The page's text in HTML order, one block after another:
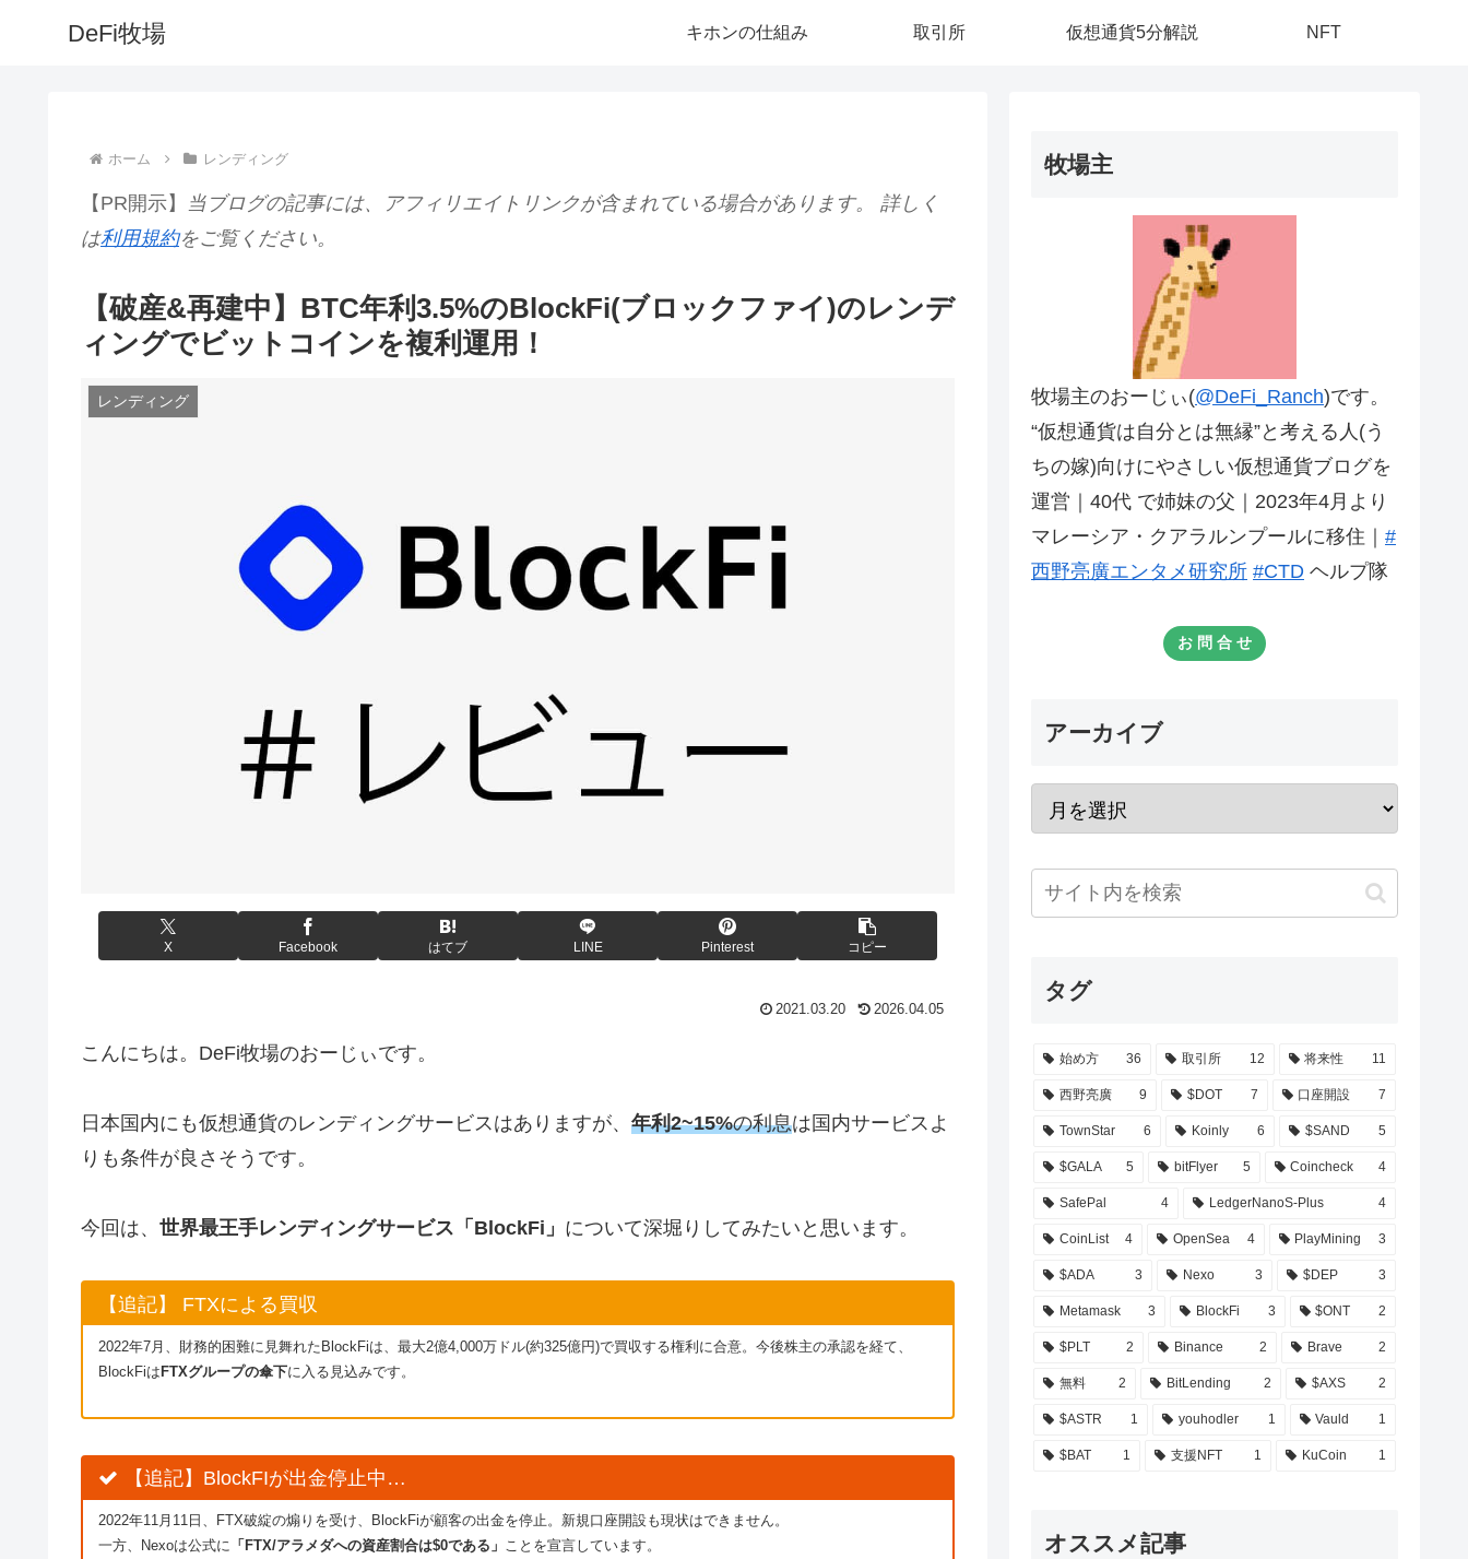
DeFi牧場 キホンの仕組み 取引所 仮想通貨5分解説 NFT
ホーム レンディング
【PR開示】
当ブログの記事には、アフィリエイトリンクが含まれている場合があります。 詳しく
は利用規約をご覧ください。
【破産&再建中】BTC年利3.5%のBlockFi(ブロックファイ)のレンデ
ィングでビットコインを複利運用！
レンディング
X Facebook はてブ LINE Pinterest コピー
2021.03.20 2026.04.05
こんにちは。DeFi牧場のおーじぃです。
日本国内にも仮想通貨のレンディングサービスはありますが、 年利2~15%の利息は国内サービスよ
りも条件が良さそうです。
今回は、 世界最王手レンディングサービス「BlockFi」 について深堀りしてみたいと思います。
【追記】 FTXによる買収
2022年7月、財務的困難に見舞れたBlockFiは、最大2億4,000万ドル(約325億円)で買収する権利に合意。今後株主の承認を経て、
BlockFiはFTXグループの傘下に入る見込みです。
【追記】BlockFIが出金停止中…
2022年11月11日、FTX破綻の煽りを受け、BlockFiが顧客の出金を停止。新規口座開設も現状はできません。
一方、Nexoは公式に 「FTX/アラメダへの資産割合は$0である」 ことを宣言しています。
牧場主
牧場主のおーじぃ(@DeFi_Ranch)です。
“仮想通貨は自分とは無縁”と考える人(う
ちの嫁)向けにやさしい仮想通貨ブログを
運営｜40代 で姉妹の父｜2023年4月より
マレーシア・クアラルンプールに移住｜ #
西野亮廣エンタメ研究所 #CTD ヘルプ隊
お 問 合 せ
アーカイブ
タグ
始め方 36 取引所 12 将来性 11
西野亮廣 9 $DOT 7 口座開設 7
TownStar 6 Koinly 6 $SAND 5
$GALA 5 bitFlyer 5 Coincheck 4
SafePal 4 LedgerNanoS-Plus 4
CoinList 4 OpenSea 4 PlayMining 3
$ADA 3 Nexo 3 $DEP 3
Metamask 3 BlockFi 3 $ONT 2
$PLT 2 Binance 2 Brave 2
無料 2 BitLending 2 $AXS 2
$ASTR 1 youhodler 1 Vauld 1
$BAT 1 支援NFT 1 KuCoin 1
オススメ記事